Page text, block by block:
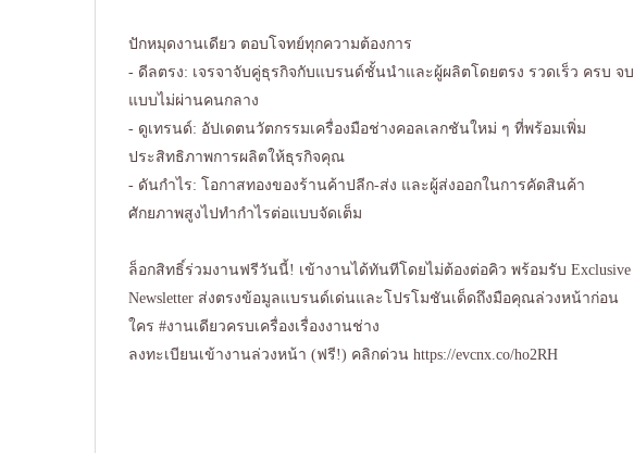
ปักหมุดงานเดียว ตอบโจทย์ทุกความต้องการ
- ดีลตรง: เจรจาจับคู่ธุรกิจกับแบรนด์ชั้นนำและผู้ผลิตโดยตรง รวดเร็ว ครบ จบ
แบบไม่ผ่านคนกลาง
- ดูเทรนด์: อัปเดตนวัตกรรมเครื่องมือช่างคอลเลกชันใหม่ ๆ ที่พร้อมเพิ่ม
ประสิทธิภาพการผลิตให้ธุรกิจคุณ
- ดันกำไร: โอกาสทองของร้านค้าปลีก-ส่ง และผู้ส่งออกในการคัดสินค้า
ศักยภาพสูงไปทำกำไรต่อแบบจัดเต็ม
ล็อกสิทธิ์ร่วมงานฟรีวันนี้! เข้างานได้ทันทีโดยไม่ต้องต่อคิว พร้อมรับ Exclusive
Newsletter ส่งตรงข้อมูลแบรนด์เด่นและโปรโมชันเด็ดถึงมือคุณล่วงหน้าก่อน
ใคร #งานเดียวครบเครื่องเรื่องงานช่าง
ลงทะเบียนเข้างานล่วงหน้า (ฟรี!) คลิกด่วน https://evcnx.co/ho2RH